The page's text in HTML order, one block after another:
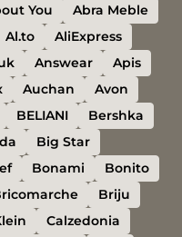
You
Abra Meble
Al.to
AliExpress
Answear
Apis
Auchan
Avon
BELIANI
Bershka
Big Star
Bonami
Bonito
Briju
Calzedonia